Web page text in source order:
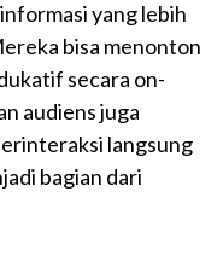
yang lebih
bisa menonton
secara on-
audiens juga
langsung
bagian dari